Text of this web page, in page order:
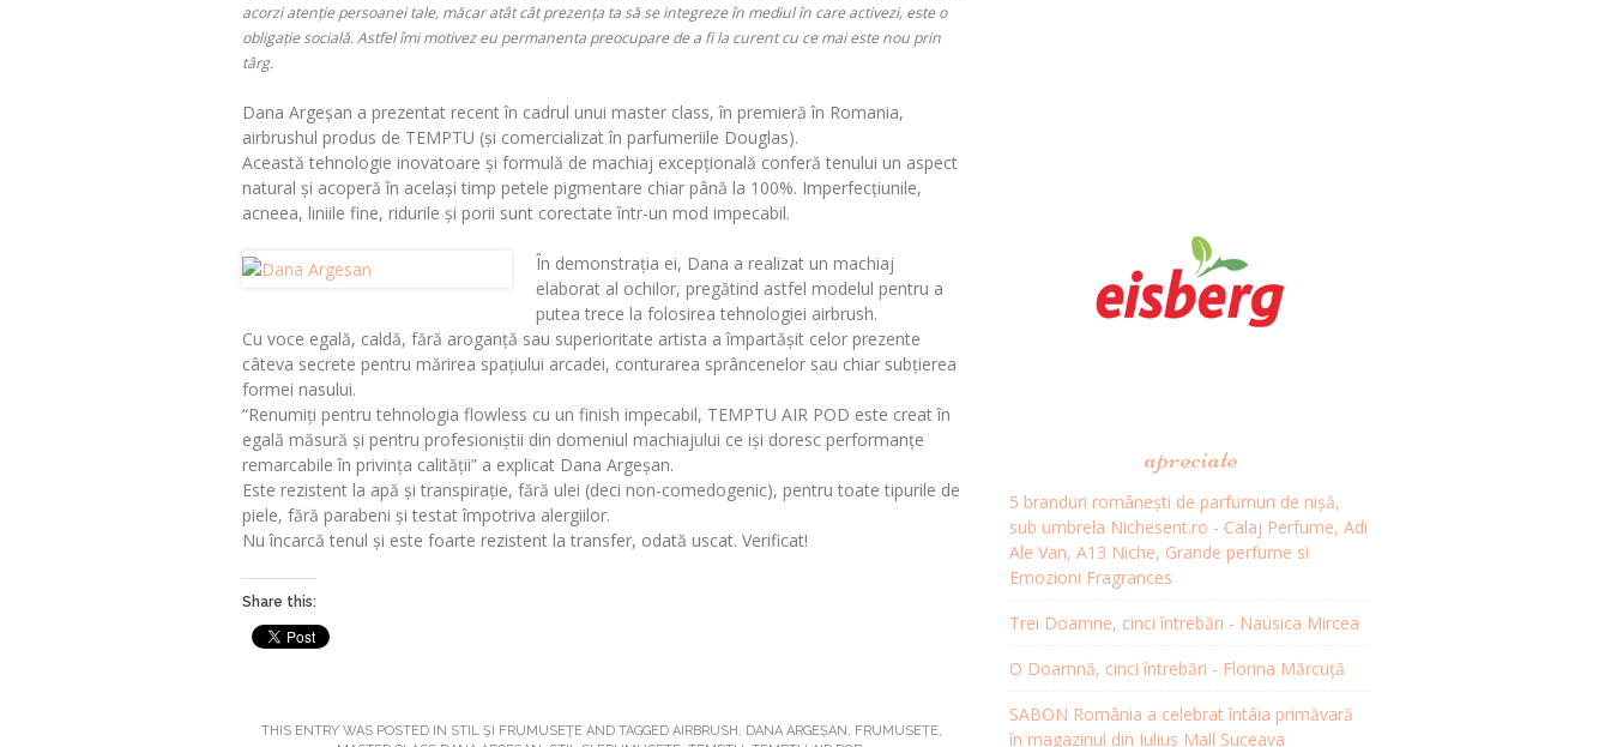
acorzi atenție persoanei tale, măcar atât cât prezența ta să se integreze în mediul în care activezi, este o
obligație socială. Astfel îmi motivez eu permanenta preocupare de a fi la curent cu ce mai este nou prin
târg.
Dana Argeșan a prezentat recent în cadrul unui master class, în premieră în Romania,
airbrushul produs de TEMPTU (și comercializat în parfumeriile Douglas).
Această tehnologie inovatoare și formulă de machiaj excepțională conferă tenului un aspect
natural și acoperă în același timp petele pigmentare chiar până la 100%. Imperfecțiunile,
acneea, liniile fine, ridurile și porii sunt corectate într-un mod impecabil.
În demonstrația ei, Dana a realizat un machiaj
elaborat al ochilor, pregătind astfel modelul pentru a
putea trece la folosirea tehnologiei airbrush.
Cu voce egală, caldă, fără aroganță sau superioritate artista a împartășit celor prezente
câteva secrete pentru mărirea spațiului arcadei, conturarea sprâncenelor sau chiar subțierea
formei nasului.
“Renumiți pentru tehnologia flowless cu un finish impecabil, TEMPTU AIR POD este creat în
egală măsură și pentru profesioniștii din domeniul machiajului ce iși doresc performanțe
remarcabile în privința calității” a explicat Dana Argeșan.
Este rezistent la apă și transpirație, fără ulei (deci non-comedogenic), pentru toate tipurile de
piele, fără parabeni și testat împotriva alergiilor.
Nu încarcă tenul și este foarte rezistent la transfer, odată uscat. Verificat!
Share this:
THIS ENTRY WAS POSTED IN STIL ŞI FRUMUSEŢE AND TAGGED AIRBRUSH , DANA ARGEȘAN , FRUMUSEȚE,
apreciate
5 branduri românești de parfumuri de nișă,
sub umbrela Nichesent.ro - Calaj Perfume, Adi
Ale Van, A13 Niche, Grande perfume si
Emozioni Fragrances
Trei Doamne, cinci întrebări - Nausica Mircea
O Doamnă, cinci întrebări - Florina Mărcuță
SABON România a celebrat întâia primăvară
în magazinul din Iulius Mall Suceava